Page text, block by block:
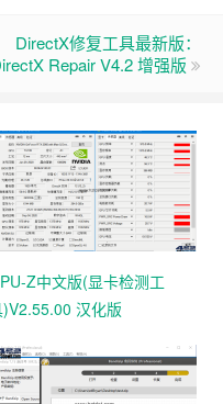
DirectX修复工具最新版：
Repair V4.2 增强版
Z中文版(显卡检测工
汉化版